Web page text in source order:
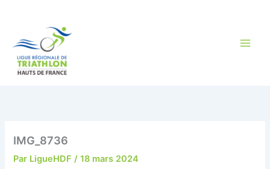
IMG_8736
Par LigueHDF/18 mars 2024